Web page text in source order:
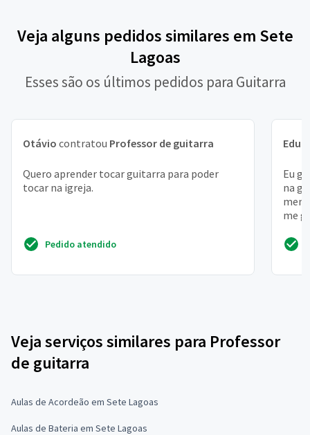
Veja alguns pedidos similares em Sete
Lagoas
Esses são os últimos pedidos para Guitarra
Otávio contratou Professor de guitarra
Quero aprender tocar guitarra para poder
tocar na igreja.
Pedido atendido
Eu
na
me
Veja serviços similares para Professor
de guitarra
Aulas de Acordeão em Sete Lagoas
Aulas de Bateria em Sete Lagoas